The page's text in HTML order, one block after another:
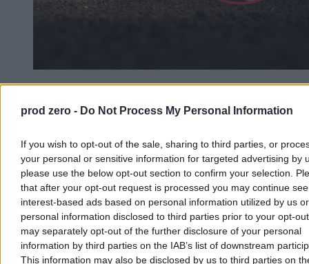
prod zero - Do Not Process My Personal Information
If you wish to opt-out of the sale, sharing to third parties, or
your personal or sensitive information for targeted advertising by
please use the below opt-out section to confirm your selection.
that after your opt-out request is processed you may continue
interest-based ads based on personal information utilized by us or
personal information disclosed to third parties prior to your opt-
may separately opt-out of the further disclosure of your personal
information by third parties on the IAB’s list of downstream
This information may also be disclosed by us to third parties on
mu do 10 lat więzienia
Rybackiej w gliwickiej dzielnicy Ostropa skończyło się surowymi
konsekwencjami dla lokalnego gospodarza. Rolnik, który zaorał
pługiem świeży asfalt, usłyszał zarzut zniszczenia mienia o znacznej
wartości. Prokuratura wystąpiła o jego tymczasowe aresztowanie.
Agnieszka Waś-Turecka
Dzisiaj 12:14